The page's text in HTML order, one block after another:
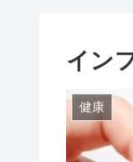
イン
健康